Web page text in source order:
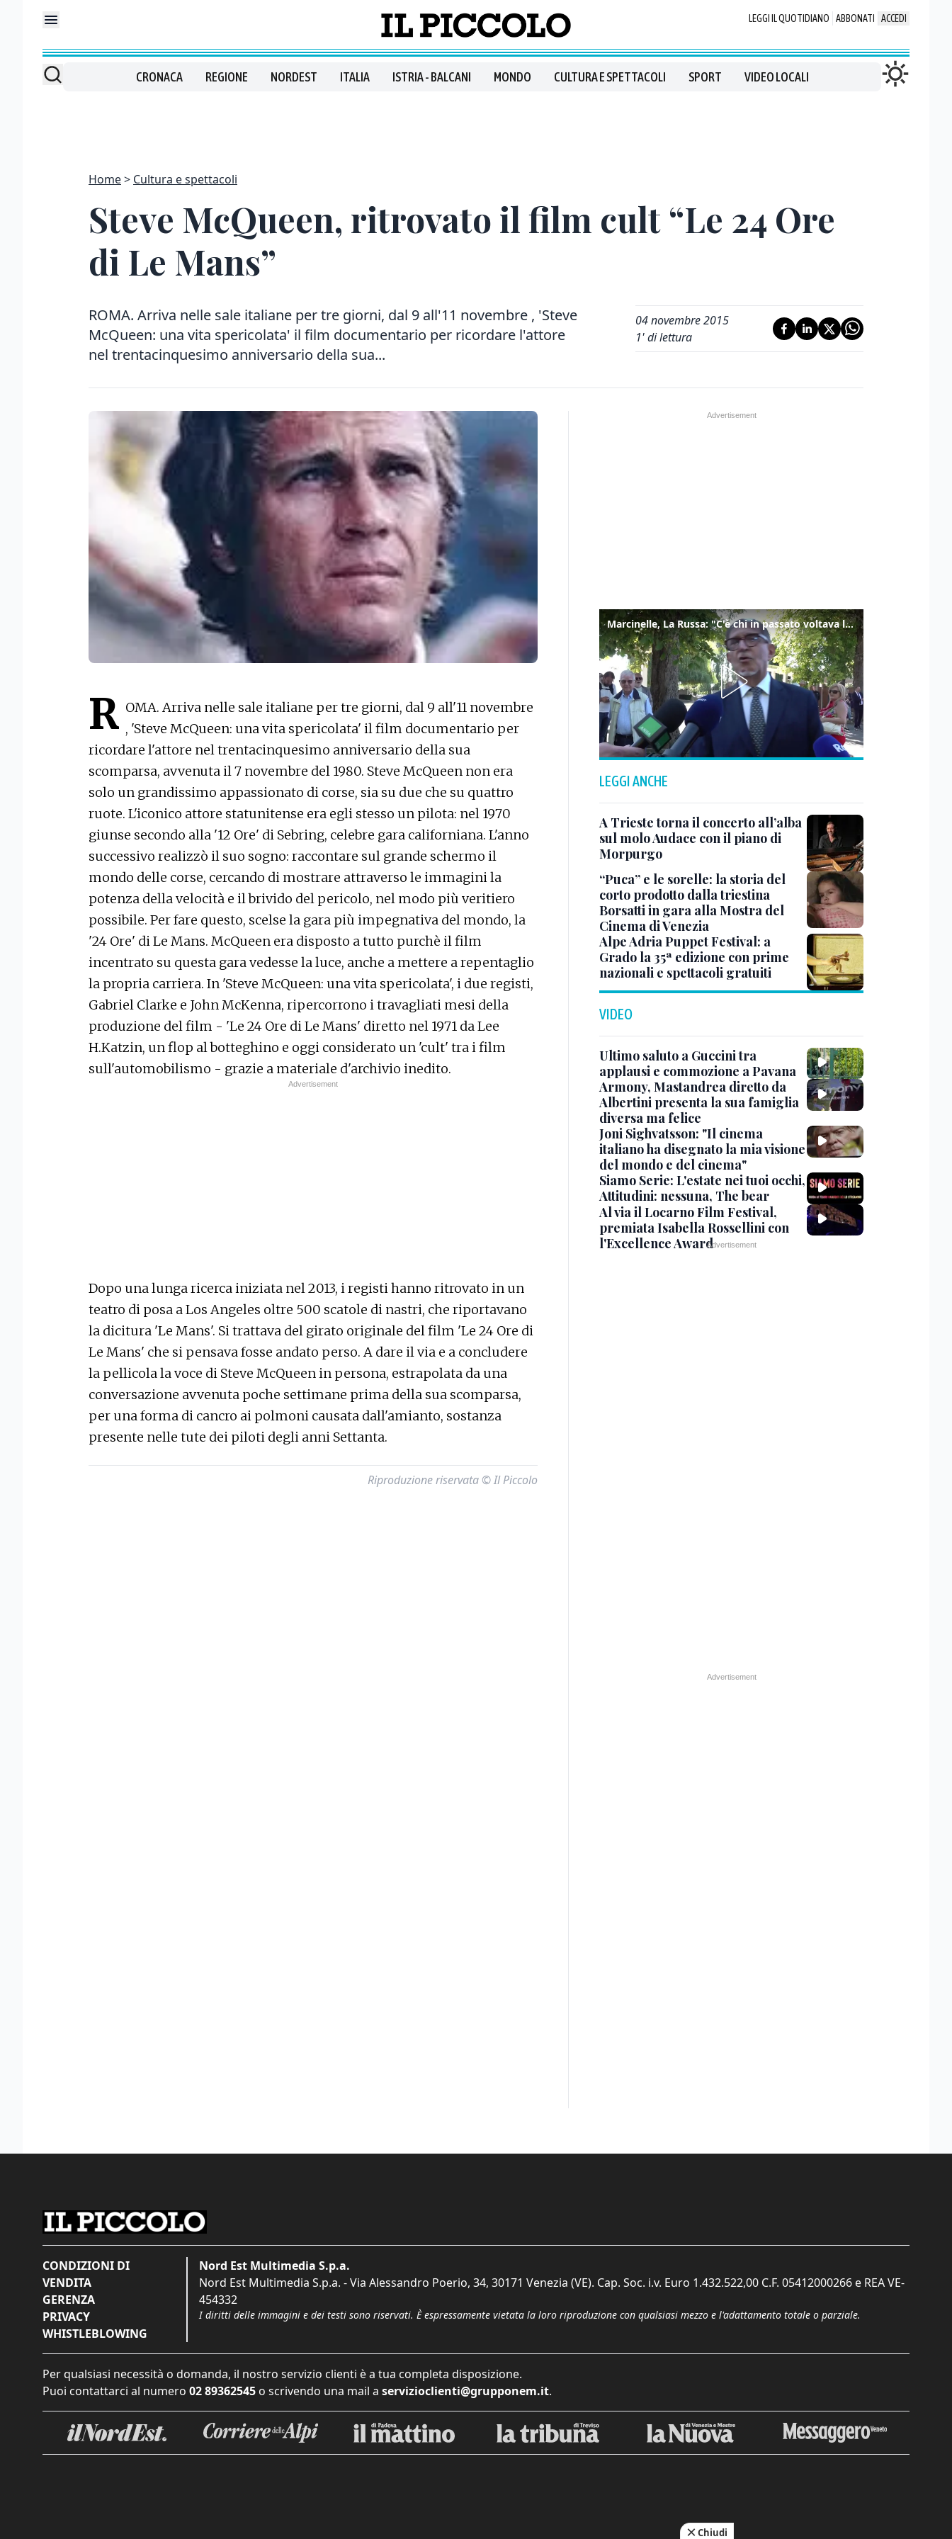
LEGGI IL QUOTIDIANO ABBONATI ACCEDI
CRONACA REGIONE NORDEST ITALIA ISTRIA - BALCANI MONDO CULTURA E SPETTACOLI SPORT VIDEO LOCALI
Home Cultura e spettacoli
Steve McQueen, ritrovato il film cult “Le 24 Ore
di Le Mans”
ROMA. Arriva nelle sale italiane per tre giorni, dal 9 all'11 novembre , 'Steve
McQueen: una vita spericolata' il film documentario per ricordare l'attore
nel trentacinquesimo anniversario della sua...
04 novembre 2015
1' di lettura
R OMA. Arriva nelle sale italiane per tre giorni, dal 9 all'11 novembre
, 'Steve McQueen: una vita spericolata' il film documentario per
ricordare l'attore nel trentacinquesimo anniversario della sua
scomparsa, avvenuta il 7 novembre del 1980. Steve McQueen non era
solo un grandissimo appassionato di corse, sia su due che su quattro
ruote. L'iconico attore statunitense era egli stesso un pilota: nel 1970
giunse secondo alla '12 Ore' di Sebring, celebre gara californiana. L'anno
successivo realizzò il suo sogno: raccontare sul grande schermo il
mondo delle corse, cercando di mostrare attraverso le immagini la
potenza della velocità e il brivido del pericolo, nel modo più veritiero
possibile. Per fare questo, scelse la gara più impegnativa del mondo, la
'24 Ore' di Le Mans. McQueen era disposto a tutto purchè il film
incentrato su questa gara vedesse la luce, anche a mettere a repentaglio
la propria carriera. In 'Steve McQueen: una vita spericolata', i due registi,
Gabriel Clarke e John McKenna, ripercorrono i travagliati mesi della
produzione del film - 'Le 24 Ore di Le Mans' diretto nel 1971 da Lee
H.Katzin, un flop al botteghino e oggi considerato un 'cult' tra i film
sull'automobilismo - grazie a materiale d'archivio inedito.
Dopo una lunga ricerca iniziata nel 2013, i registi hanno ritrovato in un
teatro di posa a Los Angeles oltre 500 scatole di nastri, che riportavano
la dicitura 'Le Mans'. Si trattava del girato originale del film 'Le 24 Ore di
Le Mans' che si pensava fosse andato perso. A dare il via e a concludere
la pellicola la voce di Steve McQueen in persona, estrapolata da una
conversazione avvenuta poche settimane prima della sua scomparsa,
per una forma di cancro ai polmoni causata dall'amianto, sostanza
presente nelle tute dei piloti degli anni Settanta.
Riproduzione riservata © Il Piccolo
Marcinelle, La Russa: "C'è chi in passato voltava le spalle a Marcinelle"
LEGGI ANCHE
A Trieste torna il concerto all’alba
sul molo Audace con il piano di
Morpurgo
“Puca” e le sorelle: la storia del
corto prodotto dalla triestina
Borsatti in gara alla Mostra del
Cinema di Venezia
Alpe Adria Puppet Festival: a
Grado la 35ª edizione con prime
nazionali e spettacoli gratuiti
VIDEO
Ultimo saluto a Guccini tra
applausi e commozione a Pavana
Armony, Mastandrea diretto da
Albertini presenta la sua famiglia
diversa ma felice
Joni Sighvatsson: "Il cinema
italiano ha disegnato la mia visione
del mondo e del cinema"
Siamo Serie: L'estate nei tuoi occhi,
Attitudini: nessuna, The bear
Al via il Locarno Film Festival,
premiata Isabella Rossellini con
l'Excellence Award
CONDIZIONI DI
VENDITA
GERENZA
PRIVACY
WHISTLEBLOWING
Nord Est Multimedia S.p.a.
Nord Est Multimedia S.p.a. - Via Alessandro Poerio, 34, 30171 Venezia (VE). Cap. Soc. i.v. Euro 1.432.522,00 C.F. 05412000266 e REA VE-
454332
I diritti delle immagini e dei testi sono riservati. È espressamente vietata la loro riproduzione con qualsiasi mezzo e l'adattamento totale o parziale.
Per qualsiasi necessità o domanda, il nostro servizio clienti è a tua completa disposizione.
Puoi contattarci al numero 02 89362545 o scrivendo una mail a servizioclienti@grupponem.it.
Chiudi